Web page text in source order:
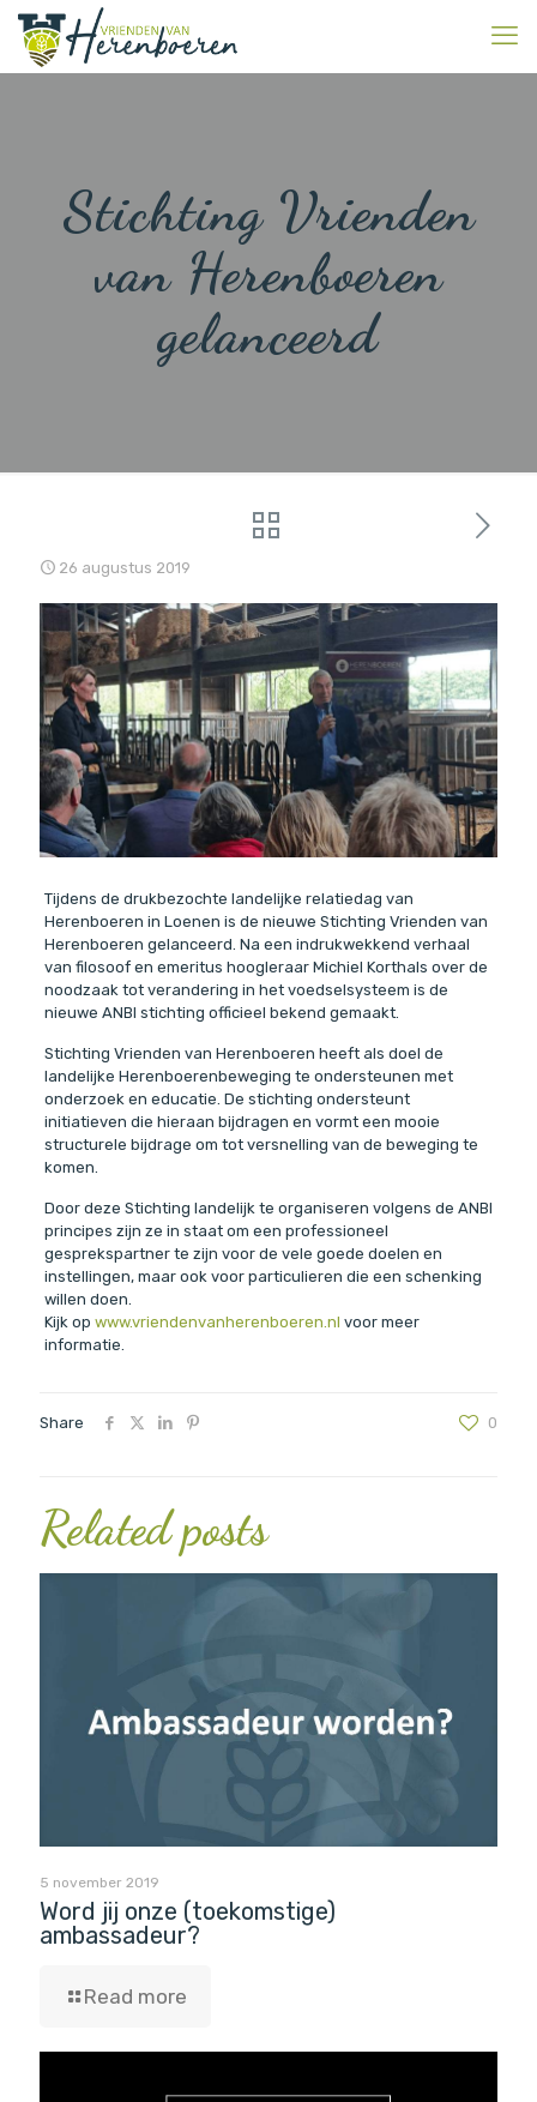
Stichting Vrienden
van Herenboeren
gelanceerd
26 augustus 2019
Tijdens de drukbezochte landelijke relatiedag van
Herenboeren in Loenen is de nieuwe Stichting Vrienden van
Herenboeren gelanceerd. Na een indrukwekkend verhaal
van filosoof en emeritus hoogleraar Michiel Korthals over de
noodzaak tot verandering in het voedselsysteem is de
nieuwe ANBI stichting officieel bekend gemaakt.
Stichting Vrienden van Herenboeren heeft als doel de
landelijke Herenboerenbeweging te ondersteunen met
onderzoek en educatie. De stichting ondersteunt
initiatieven die hieraan bijdragen en vormt een mooie
structurele bijdrage om tot versnelling van de beweging te
komen.
Door deze Stichting landelijk te organiseren volgens de ANBI
principes zijn ze in staat om een professioneel
gesprekspartner te zijn voor de vele goede doelen en
instellingen, maar ook voor particulieren die een schenking
willen doen.
Kijk op www.vriendenvanherenboeren.nl voor meer
informatie.
Share 0
Related posts
5 november 2019
Word jij onze (toekomstige)
ambassadeur?
Read more